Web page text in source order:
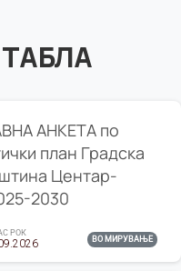
АНКЕТА по
план Градска
Центар-
2030
РОК
ВО МИРУВАЊЕ